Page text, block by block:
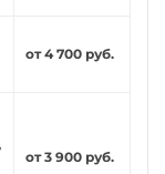
от 4 700 руб.
от 3 900 руб.